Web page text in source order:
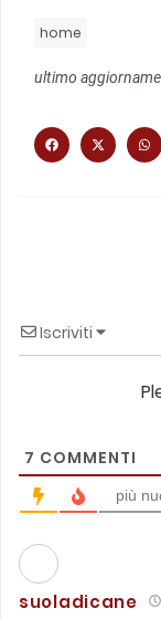
home
ultimo
Iscriviti
7 COMMENTI
più
suoladicane